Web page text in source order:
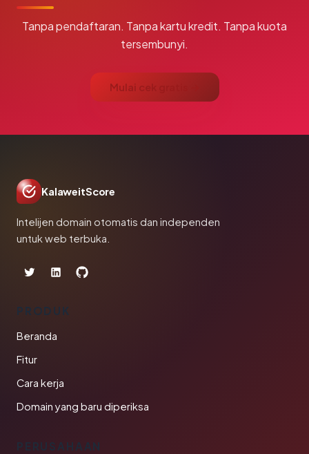
Tanpa pendaftaran. Tanpa kartu kredit. Tanpa kuota
tersembunyi.
Mulai cek gratis →
KalaweitScore
Intelijen domain otomatis dan independen
untuk web terbuka.
PRODUK
Beranda
Fitur
Cara kerja
Domain yang baru diperiksa
PERUSAHAAN